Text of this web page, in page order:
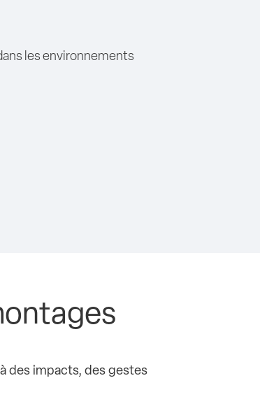
les environnements
des impacts, des gestes